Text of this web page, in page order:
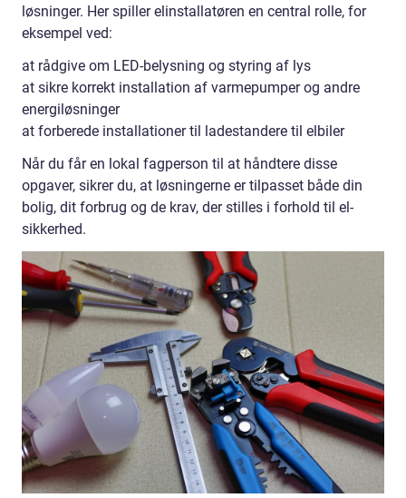
løsninger. Her spiller elinstallatøren en central rolle, for
eksempel ved:
at rådgive om LED-belysning og styring af lys
at sikre korrekt installation af varmepumper og andre
energiløsninger
at forberede installationer til ladestandere til elbiler
Når du får en lokal fagperson til at håndtere disse
opgaver, sikrer du, at løsningerne er tilpasset både din
bolig, dit forbrug og de krav, der stilles i forhold til el-
sikkerhed.